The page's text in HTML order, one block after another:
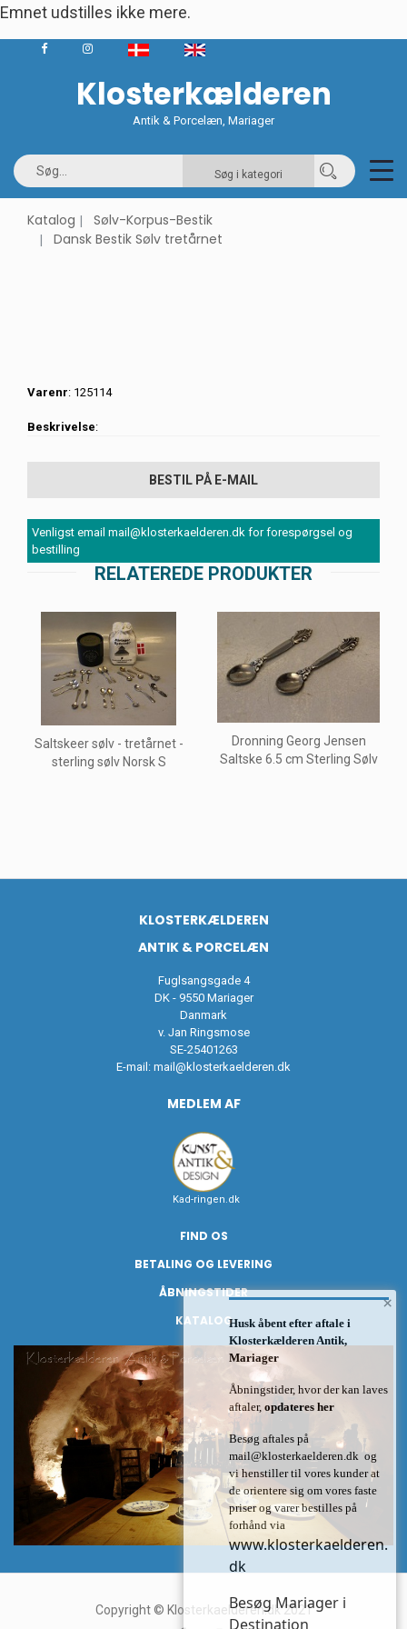
Emnet udstilles ikke mere.
Klosterkælderen
Antik & Porcelæn, Mariager
Søg i kategori
Katalog
Sølv-Korpus-Bestik
Dansk Bestik Sølv tretårnet
Varenr: 125114
Beskrivelse:
BESTIL PÅ E-MAIL
Venligst email mail@klosterkaelderen.dk for forespørgsel og
bestilling
RELATEREDE PRODUKTER
Saltskeer sølv - tretårnet -
sterling sølv Norsk S
Dronning Georg Jensen
Saltske 6.5 cm Sterling Sølv
KLOSTERKÆLDEREN
ANTIK & PORCELÆN
Fuglsangsgade 4
DK - 9550 Mariager
Danmark
v. Jan Ringsmose
SE-25401263
E-mail: mail@klosterkaelderen.dk
MEDLEM AF
Kad-ringen.dk
FIND OS
BETALING OG LEVERING
ÅBNINGSTIDER
KATALOG
Copyright © Klosterkaelderen.dk 2021
×
Husk åbent efter aftale i
Klosterkælderen Antik,
Mariager
Åbningstider, hvor der kan laves
aftaler, opdateres her
Besøg aftales på
mail@klosterkaelderen.dk og
vi henstiller til vores kunder at
de orientere sig om vores faste
priser og varer bestilles på
forhånd via
www.klosterkaelderen.
dk
Besøg Mariager i
Destination